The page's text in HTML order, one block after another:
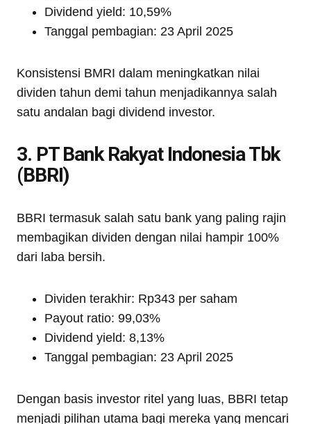
Dividend yield: 10,59%
Tanggal pembagian: 23 April 2025
Konsistensi BMRI dalam meningkatkan nilai
dividen tahun demi tahun menjadikannya salah
satu andalan bagi dividend investor.
3. PT Bank Rakyat Indonesia Tbk
(BBRI)
BBRI termasuk salah satu bank yang paling rajin
membagikan dividen dengan nilai hampir 100%
dari laba bersih.
Dividen terakhir: Rp343 per saham
Payout ratio: 99,03%
Dividend yield: 8,13%
Tanggal pembagian: 23 April 2025
Dengan basis investor ritel yang luas, BBRI tetap
menjadi pilihan utama bagi mereka yang mencari